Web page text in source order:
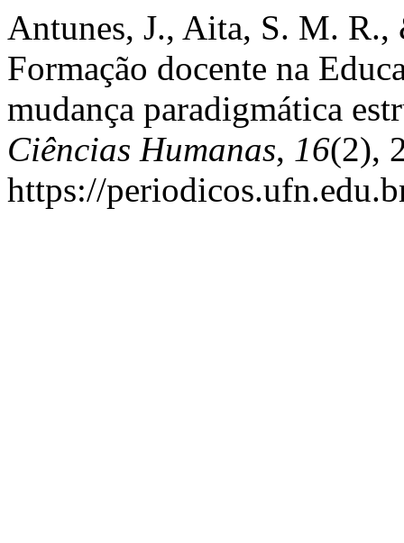
Antunes, J., Aita, S. M.
Formação docente na
mudança paradigmática
Ciências Humanas, 16(2),
https://